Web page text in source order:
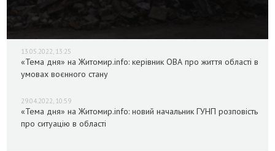
13.05.2022, 13:25
«Тема дня» на Житомир.info: керівник ОВА про життя області в
умовах воєнного стану
29.04.2022, 10:59
«Тема дня» на Житомир.info: новий начальник ГУНП розповість
про ситуацію в області